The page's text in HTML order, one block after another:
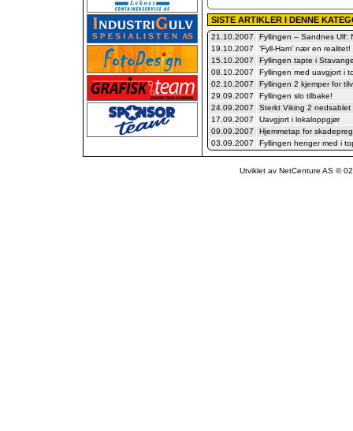
SISTE ARTIKLER I DENNE
21.10.2007
Fyllingen – Sandnes Ulf:
19.10.2007
‘Fyll-Ham’ nær en realitet!
15.10.2007
Fyllingen tapte i
08.10.2007
Fyllingen med uavgjort i
02.10.2007
Fyllingen 2 kjemper for
29.09.2007
Fyllingen slo tilbake!
24.09.2007
Sterkt Viking 2 nedsablet
17.09.2007
Uavgjort i lokaloppgjør
09.09.2007
Hjemmetap for
03.09.2007
Fyllingen henger med i
Utviklet av NetCenture AS ©